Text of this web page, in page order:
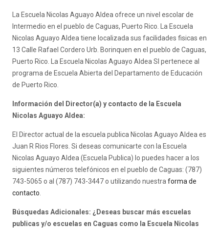
La Escuela Nicolas Aguayo Aldea ofrece un nivel escolar de
Intermedio en el pueblo de Caguas, Puerto Rico. La Escuela
Nicolas Aguayo Aldea tiene localizada sus facilidades fisicas en
13 Calle Rafael Cordero Urb. Borinquen en el pueblo de Caguas,
Puerto Rico. La Escuela Nicolas Aguayo Aldea SI pertenece al
programa de Escuela Abierta del Departamento de Educación
de Puerto Rico.
Información del Director(a) y contacto de la Escuela
Nicolas Aguayo Aldea:
El Director actual de la escuela publica Nicolas Aguayo Aldea es
Juan R Rios Flores. Si deseas comunicarte con la Escuela
Nicolas Aguayo Aldea (Escuela Publica) lo puedes hacer a los
siguientes números telefónicos en el pueblo de Caguas: (787)
743-5065 o al (787) 743-3447 o utilizando nuestra forma de
contacto
Búsquedas Adicionales: ¿Deseas buscar más escuelas
publicas y/o escuelas en Caguas como la Escuela Nicolas